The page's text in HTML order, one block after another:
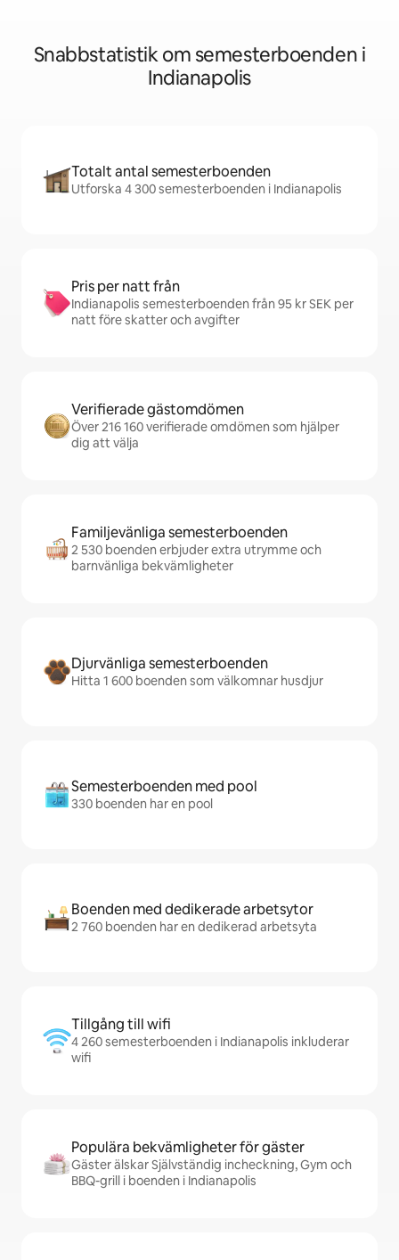
Snabbstatistik om semesterboenden i
Indianapolis
Totalt antal semesterboenden
Utforska 4 300 semesterboenden i Indianapolis
Pris per natt från
Indianapolis semesterboenden från 95 kr SEK per
natt före skatter och avgifter
Verifierade gästomdömen
Över 216 160 verifierade omdömen som hjälper
dig att välja
Familjevänliga semesterboenden
2 530 boenden erbjuder extra utrymme och
barnvänliga bekvämligheter
Djurvänliga semesterboenden
Hitta 1 600 boenden som välkomnar husdjur
Semesterboenden med pool
330 boenden har en pool
Boenden med dedikerade arbetsytor
2 760 boenden har en dedikerad arbetsyta
Tillgång till wifi
4 260 semesterboenden i Indianapolis inkluderar
wifi
Populära bekvämligheter för gäster
Gäster älskar Självständig incheckning, Gym och
BBQ-grill i boenden i Indianapolis